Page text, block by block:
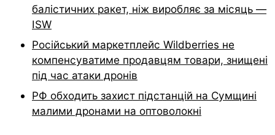
балістичних ракет, ніж виробляє за місяць —
ISW
Російський маркетплейс Wildberries не
компенсуватиме продавцям товари, знищені
під час атаки дронів
РФ обходить захист підстанцій на Сумщині
малими дронами на оптоволокні